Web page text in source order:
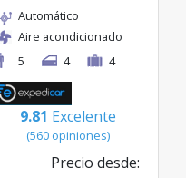
Automático
Aire acondicionado
5
4 4
9.81 Excelente
(560 opiniones)
Precio desde: